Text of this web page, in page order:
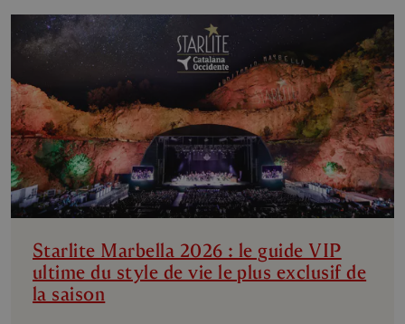
Starlite Marbella 2026 : le guide VIP
ultime du style de vie le plus exclusif de
la saison